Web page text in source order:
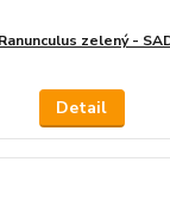
zelený -
Detail